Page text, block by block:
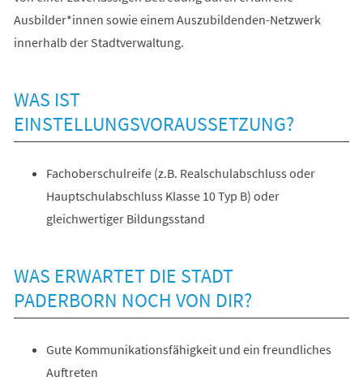
Ausbilder*innen sowie einem Auszubildenden-Netzwerk
innerhalb der Stadtverwaltung.
WAS IST
EINSTELLUNGSVORAUSSETZUNG?
Fachoberschulreife (z.B. Realschulabschluss oder
Hauptschulabschluss Klasse 10 Typ B) oder
gleichwertiger Bildungsstand
WAS ERWARTET DIE STADT
PADERBORN NOCH VON DIR?
Gute Kommunikationsfähigkeit und ein freundliches
Auftreten